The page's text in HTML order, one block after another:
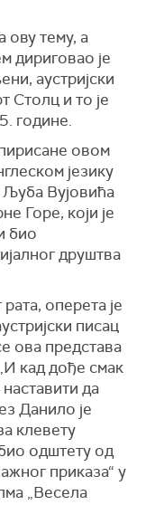
ову тему, а
дириговао је
аустријски
Столц и то је
године.
овом
језику
Љуба Вујовића
Горе, који је
био
друштва
оперета је
писац
ова представа
кад дође смак
да
Данило је
клевету
одштету од
приказа“ у
„Весела